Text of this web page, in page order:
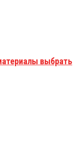
выбрать